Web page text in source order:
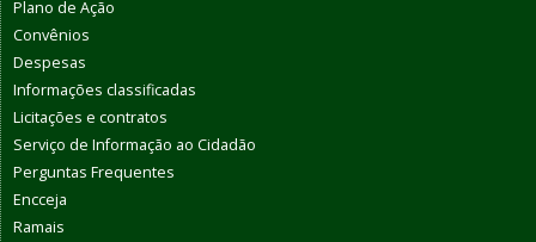
Plano de Ação
Convênios
Despesas
Informações classificadas
Licitações e contratos
Serviço de Informação ao Cidadão
Perguntas Frequentes
Encceja
Ramais